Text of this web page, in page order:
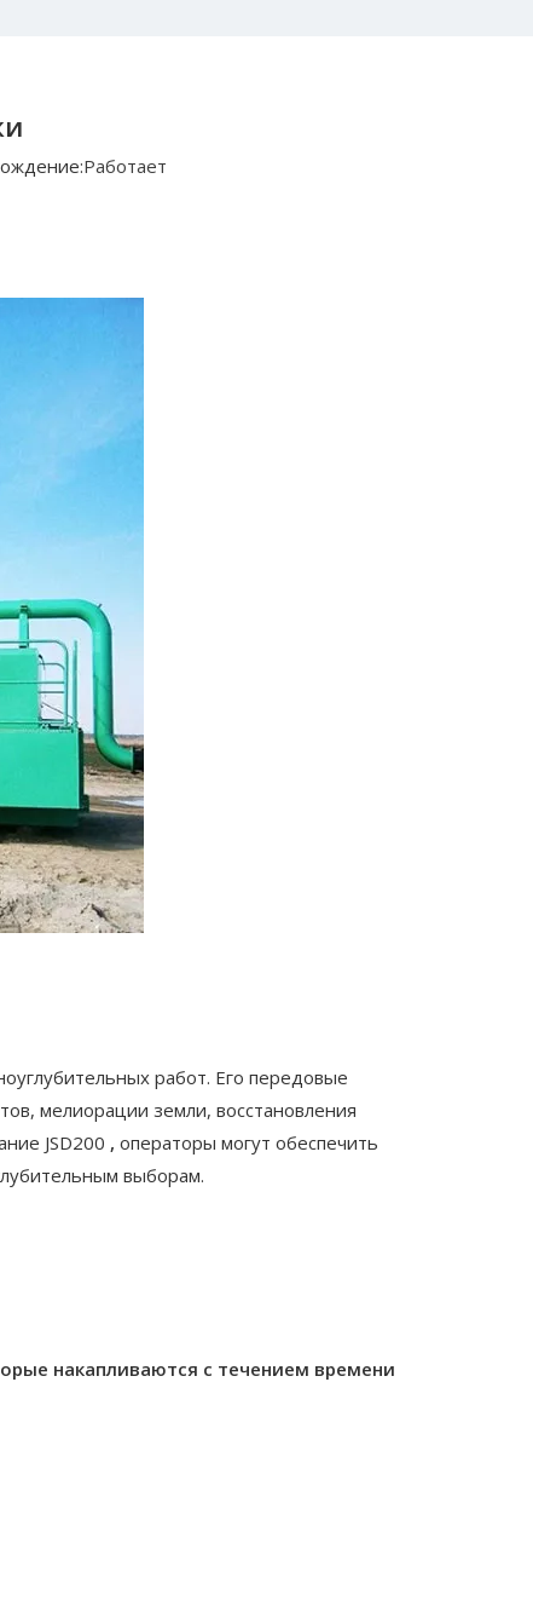
Работает
работ. Его передовые
мелиорации земли, восстановления
JSD200 , операторы могут обеспечить
выборам.
накапливаются с течением времени